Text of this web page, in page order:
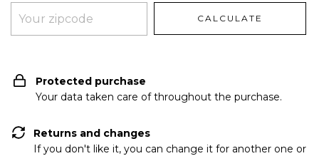
CALCULATE
Protected purchase
Your data taken care of throughout the purchase.
Returns and changes
If you don't like it, you can change it for another one or